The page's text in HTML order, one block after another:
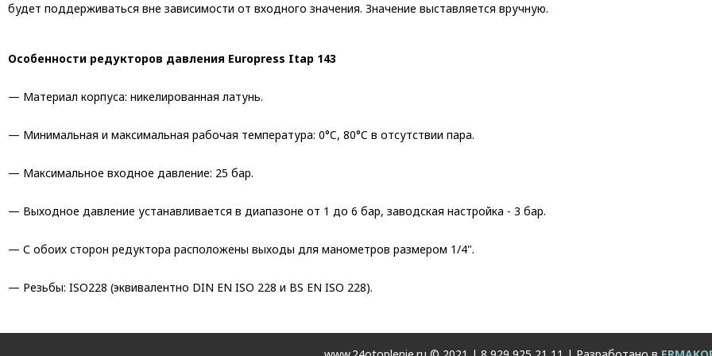
будет поддерживаться вне зависимости от входного значения. Значение выставляется вручную.
Особенности редукторов давления Europress Itap 143
— Материал корпуса: никелированная латунь.
— Минимальная и максимальная рабочая температура: 0°C, 80°C в отсутствии пара.
— Максимальное входное давление: 25 бар.
— Выходное давление устанавливается в диапазоне от 1 до 6 бар, заводская настройка - 3 бар.
— С обоих сторон редуктора расположены выходы для манометров размером 1/4".
— Резьбы: ISO228 (эквивалентно DIN EN ISO 228 и BS EN ISO 228).